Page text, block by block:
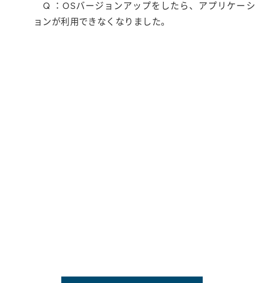
Q ：OSバージョンアップをしたら、アプリケーシ
ョンが利用できなくなりました。